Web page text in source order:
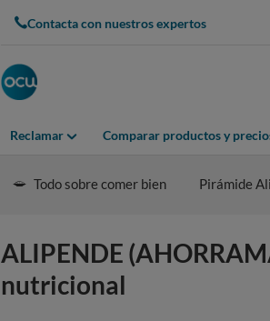
Contacta con nuestros expertos
Reclamar Comparar productos y
Todo sobre comer bien Pirámide
ALIPENDE
nutricional